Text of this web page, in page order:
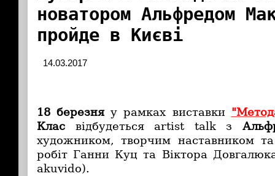
новатором Альфредом
пройде в Києві
14.03.2017
18 березняу рамках виставки
Клас відбудеться artist talk з
художником, творчим наставником
робіт Ганни Куц та Віктора
akuvido).